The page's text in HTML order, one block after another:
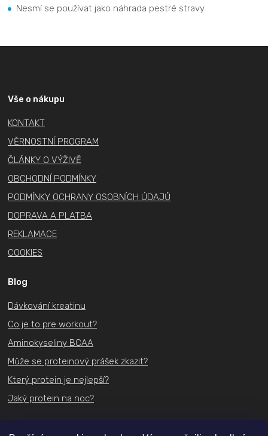
Nesmí se používat jako náhrada pestré stravy.
Vše o nákupu
KONTAKT
VĚRNOSTNÍ PROGRAM
ČLÁNKY O VÝŽIVĚ
OBCHODNÍ PODMÍNKY
PODMÍNKY OCHRANY OSOBNÍCH ÚDAJŮ
DOPRAVA A PLATBA
REKLAMACE
COOKIES
Blog
Dávkování kreatinu
Co je to pre workout?
Aminokyseliny BCAA
Může se proteinový prášek zkazit?
Který protein je nejlepší?
Jaký protein na noc?